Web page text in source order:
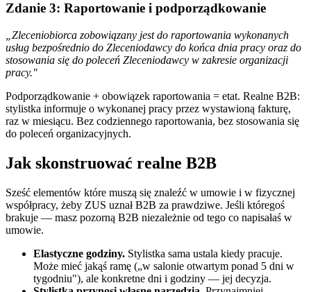
Zdanie 3: Raportowanie i podporządkowanie
„Zleceniobiorca zobowiązany jest do raportowania wykonanych
usług bezpośrednio do Zleceniodawcy do końca dnia pracy oraz do
stosowania się do poleceń Zleceniodawcy w zakresie organizacji
pracy."
Podporządkowanie + obowiązek raportowania = etat. Realne B2B:
stylistka informuje o wykonanej pracy przez wystawioną fakturę,
raz w miesiącu. Bez codziennego raportowania, bez stosowania się
do poleceń organizacyjnych.
Jak skonstruować realne B2B
Sześć elementów które muszą się znaleźć w umowie i w fizycznej
współpracy, żeby ZUS uznał B2B za prawdziwe. Jeśli któregoś
brakuje — masz pozorną B2B niezależnie od tego co napisałaś w
umowie.
Elastyczne godziny. Stylistka sama ustala kiedy pracuje.
Może mieć jakąś ramę („w salonie otwartym ponad 5 dni w
tygodniu"), ale konkretne dni i godziny — jej decyzja.